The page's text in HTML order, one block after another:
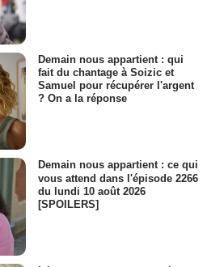
Demain nous appartient : qui
fait du chantage à Soizic et
Samuel pour récupérer l'argent
? On a la réponse
Demain nous appartient : ce qui
vous attend dans l'épisode 2266
du lundi 10 août 2026
[SPOILERS]